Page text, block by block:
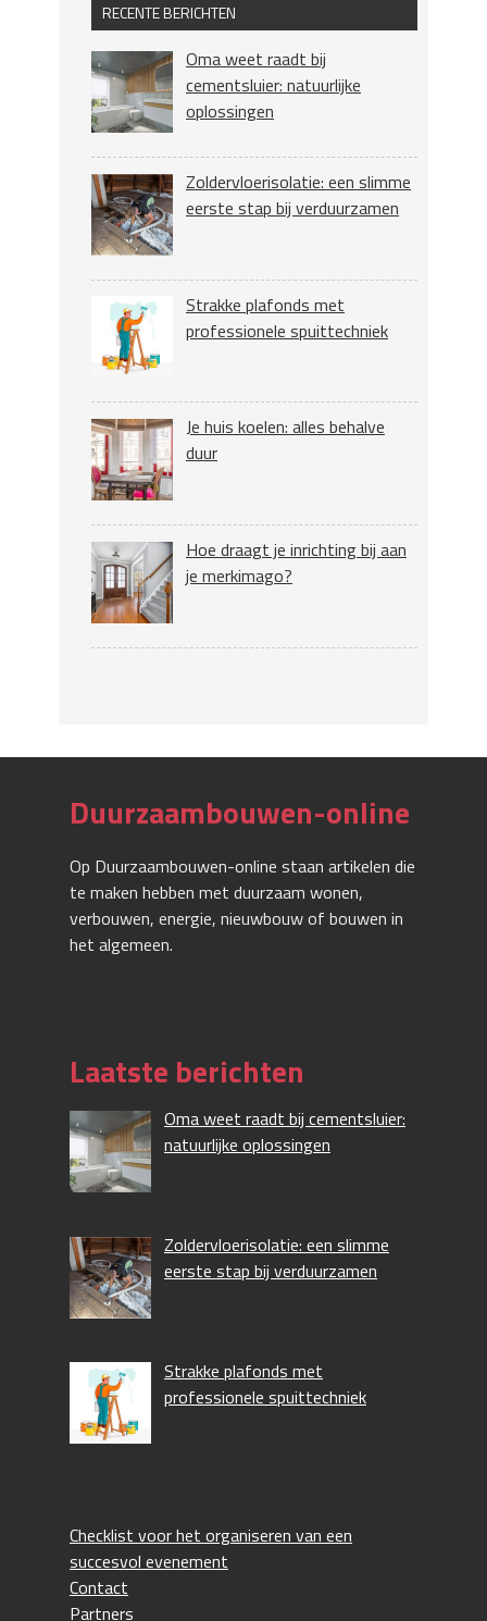
RECENTE BERICHTEN
Oma weet raadt bij
cementsluier: natuurlijke
oplossingen
Zoldervloerisolatie: een slimme
eerste stap bij verduurzamen
Strakke plafonds met
professionele spuittechniek
Je huis koelen: alles behalve
duur
Hoe draagt je inrichting bij aan
je merkimago?
Duurzaambouwen-online
Op Duurzaambouwen-online staan artikelen die
te maken hebben met duurzaam wonen,
verbouwen, energie, nieuwbouw of bouwen in
het algemeen.
Laatste berichten
Oma weet raadt bij cementsluier:
natuurlijke oplossingen
Zoldervloerisolatie: een slimme
eerste stap bij verduurzamen
Strakke plafonds met
professionele spuittechniek
Checklist voor het organiseren van een
succesvol evenement
Contact
Partners